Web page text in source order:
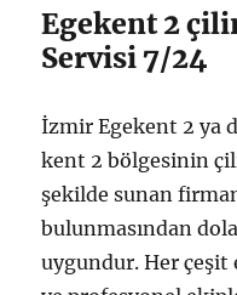
Egekent 2
Servisi 7/24
İzmir Egekent 2 ya
kent 2 bölgesinin
şekilde sunan
bulunmasından
uygundur. Her çeşit